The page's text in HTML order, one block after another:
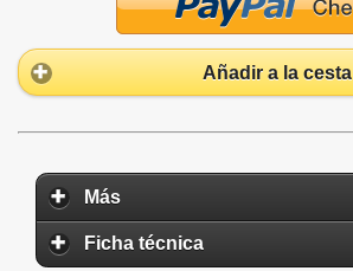
Añadir a la cesta
Más
Ficha técnica